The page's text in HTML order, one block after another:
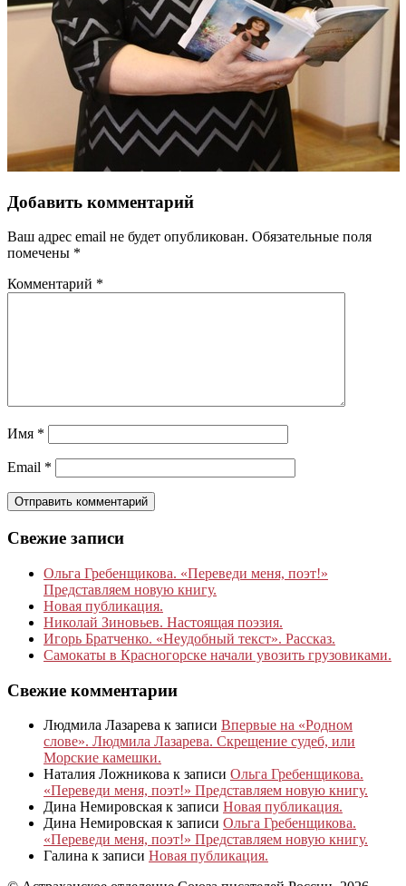
Добавить комментарий
Ваш адрес email не будет опубликован. Обязательные поля
помечены *
Комментарий *
Имя *
Email *
Свежие записи
Ольга Гребенщикова. «Переведи меня, поэт!»
Представляем новую книгу.
Новая публикация.
Николай Зиновьев. Настоящая поэзия.
Игорь Братченко. «Неудобный текст». Рассказ.
Самокаты в Красногорске начали увозить грузовиками.
Свежие комментарии
Людмила Лазарева к записи Впервые на «Родном
слове». Людмила Лазарева. Скрещение судеб, или
Морские камешки.
Наталия Ложникова к записи Ольга Гребенщикова.
«Переведи меня, поэт!» Представляем новую книгу.
Дина Немировская к записи Новая публикация.
Дина Немировская к записи Ольга Гребенщикова.
«Переведи меня, поэт!» Представляем новую книгу.
Галина к записи Новая публикация.